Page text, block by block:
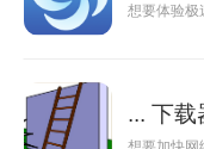
想要体验极
... 下载